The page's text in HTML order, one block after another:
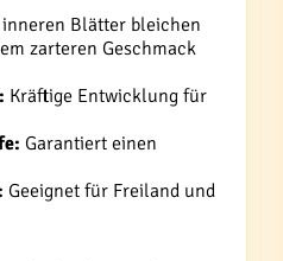
inneren Blätter bleichen
zarteren Geschmack
Kräftige Entwicklung für
Garantiert einen
Geeignet für Freiland und